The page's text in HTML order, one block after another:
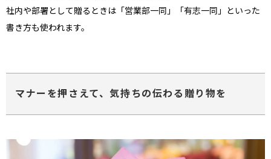
社内や部署として贈るときは「営業部一同」「有志一同」といった
書き方も使われます。
マナーを押さえて、気持ちの伝わる贈り物を